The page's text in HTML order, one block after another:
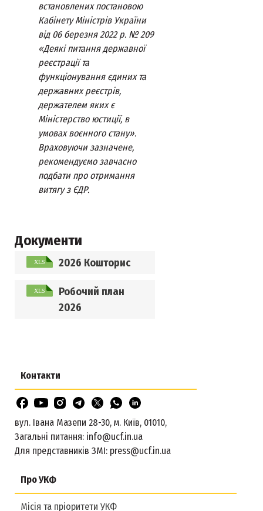
встановлених постановою
Кабінету Міністрів України
від 06 березня 2022 р. № 209
«Деякі питання державної
реєстрації та
функціонування єдиних та
державних реєстрів,
держателем яких є
Міністерство юстиції, в
умовах воєнного стану».
Враховуючи зазначене,
рекомендуємо завчасно
подбати про отримання
витягу з ЄДР.
Документи
2026 Кошторис
Робочий план
2026
Про УКФ
Місія та пріоритети УКФ
Контакти
вул. Івана Мазепи 28-30, м. Київ, 01010,
Загальні питання: info@ucf.in.ua
Для представників ЗМІ: press@ucf.in.ua